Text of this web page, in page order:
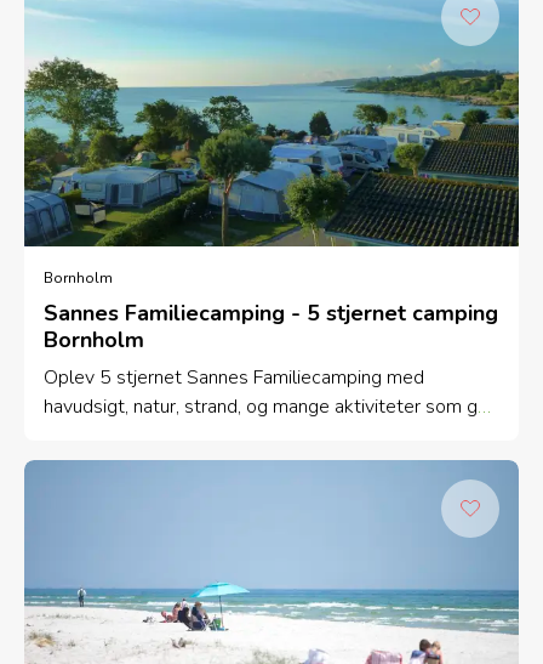
Bornholm
Sannes Familiecamping - 5 stjernet camping
Bornholm
Oplev 5 stjernet Sannes Familiecamping med
havudsigt, natur, strand, og mange aktiviteter som gør